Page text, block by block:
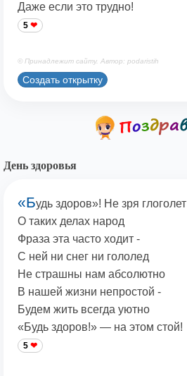
Даже если это трудно!
5
© Принадлежит сайту. Автор: podaristih
Создать открытку
День здоровья
«Будь здоров»! Не зря глоголет
О таких делах народ
Фраза эта часто ходит -
С ней ни снег ни гололед
Не страшны нам абсолютно
В нашей жизни непростой -
Будем жить всегда уютно
«Будь здоров!» — на этом стой!
5